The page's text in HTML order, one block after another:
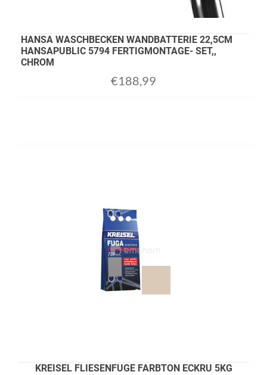
HANSA WASCHBECKEN WANDBATTERIE 22,5CM
HANSAPUBLIC 5794 FERTIGMONTAGE- SET,,
CHROM
€188,99
KREISEL FLIESENFUGE FARBTON ECKRU 5KG